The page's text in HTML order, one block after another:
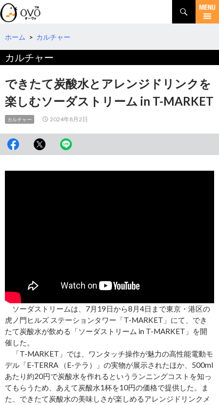
検
索
コ
テ
ツ
へ
ホーム > カルチャー
カルチャー
できたて炭酸水とアレンジドリンクを
楽しむソーダストリーム in T-MARKET
カルチャー 2024年8月2日
ソーダストリームは、7月19日から8月4日まで東京・港区の
虎ノ門ヒルズ ステーションタワー「T-MARKET」にて、でき
たて炭酸水が飲める「ソーダストリーム in T-MARKET」を開
催した。
「T-MARKET」では、ワンタッチ操作が魅力の高性能電動モ
デル「E-TERRA （E-テラ）」の実物が展示されたほか、500ml
あたり約20円で炭酸水を作れるというランニングコストを知っ
てもらうため、あえて炭酸水1杯を10円の価格で提供した。ま
た、できたて炭酸水の美味しさが楽しめるアレンジドリンクメ